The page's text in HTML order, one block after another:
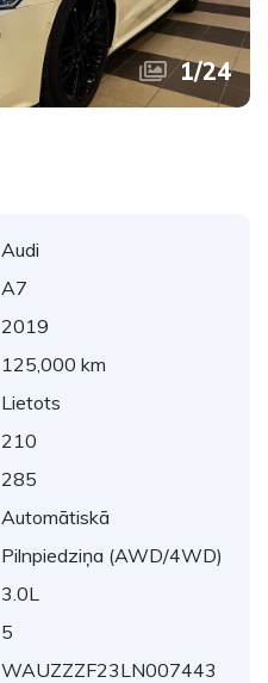
1/24
Audi
A7
2019
125,000 km
Lietots
210
285
Automātiskā
Pilnpiedziņa (AWD/4WD)
3.0L
5
WAUZZZF23LN007443